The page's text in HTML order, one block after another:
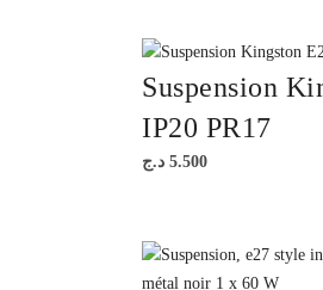
Suspension
IP20 PR17
5.500 د.ج